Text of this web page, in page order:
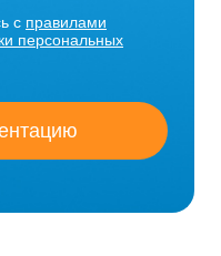
с правилами
персональных